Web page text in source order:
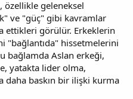
özellikle geleneksel
ve "güç" gibi kavramlar
ettikleri görülür. Erkeklerin
"bağlantıda" hissetmelerini
bağlamda Aslan erkeği,
yatakta lider olma,
baskın bir ilişki kurma